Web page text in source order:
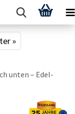
»
unten – Edel­